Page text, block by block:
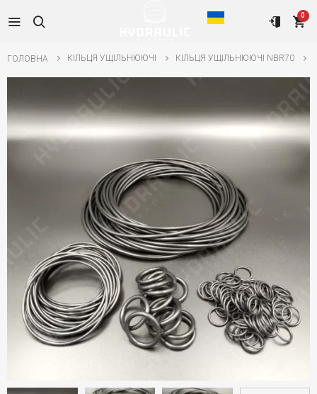
0
ГОЛОВНА КІЛЬЦЯ УЩІЛЬНЮЮЧІ КІЛЬЦЯ УЩІЛЬНЮЮЧІ NBR70